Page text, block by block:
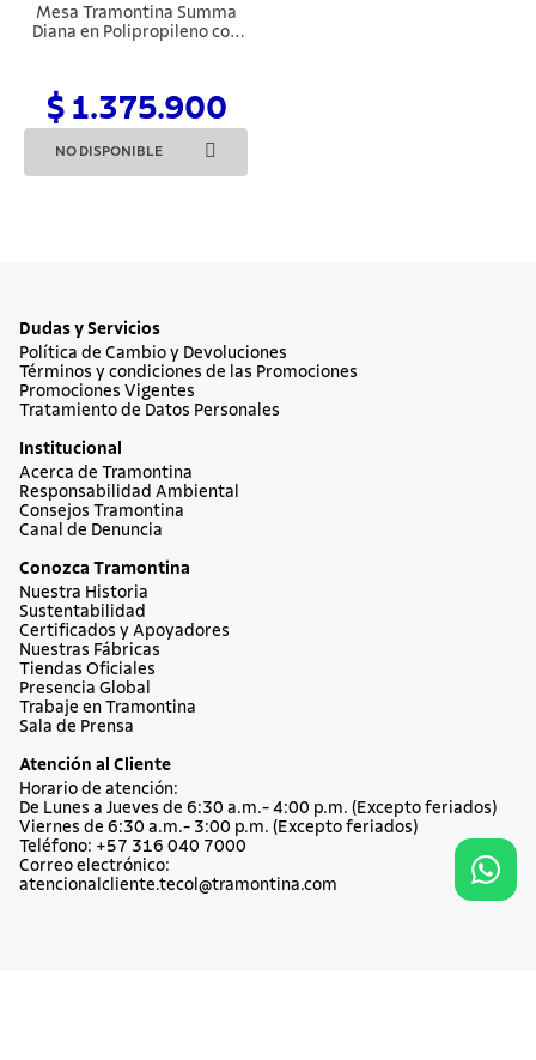
Mesa Tramontina Summa
Diana en Polipropileno con
$ 1.375.900
NO DISPONIBLE
Dudas y Servicios
Política de Cambio y Devoluciones
Términos y condiciones de las Promociones
Promociones Vigentes
Tratamiento de Datos Personales
Institucional
Acerca de Tramontina
Responsabilidad Ambiental
Consejos Tramontina
Canal de Denuncia
Conozca Tramontina
Nuestra Historia
Sustentabilidad
Certificados y Apoyadores
Nuestras Fábricas
Tiendas Oficiales
Presencia Global
Trabaje en Tramontina
Sala de Prensa
Atención al Cliente
Horario de atención:
De Lunes a Jueves de 6:30 a.m.- 4:00 p.m. (Excepto feriados)
Viernes de 6:30 a.m.- 3:00 p.m. (Excepto feriados)
Teléfono: +57 316 040 7000
Correo electrónico:
atencionalcliente.tecol@tramontina.com